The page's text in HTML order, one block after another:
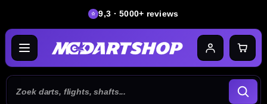
9,3 · 5000+ reviews